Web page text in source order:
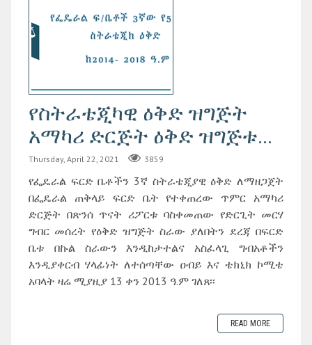
የስትራቴጂካዊ ዕቅድ ዝግጅት
አማካሪ ድርጅት ዕቅድ ዝግጅቱ...
Thursday, April 22, 2021 3859
የፌዴራል ፍርድ ቤቶችን 3ኛ ስትራቴጂያዊ ዕቅድ ለማዘጋጀት
በፌዴራል ጠቅላይ ፍርድ ቤት የተቀጠረው ጥምር አማካሪ
ድርጅት በጽንሰ ጥናት ሪፖርቱ ባስቀመጠው የድርጊት መርሃ
ግብር መሰረት የዕቅድ ዝግጅት ስራው ያለበትን ደረጃ በፍርድ
ቤቱ በኩል ስራውን እንዲከታተልና አስፈላጊ ግብአቶችን
እንዲያቀርብ ሃላፊነት ለተሰጣቸው ዐብይ እና ቴክኒክ ኮሚቴ
አባላት ዛሬ ሚያዚያ 13 ቀን 2013 ዓ.ም ገለጸ፡፡
READ MORE